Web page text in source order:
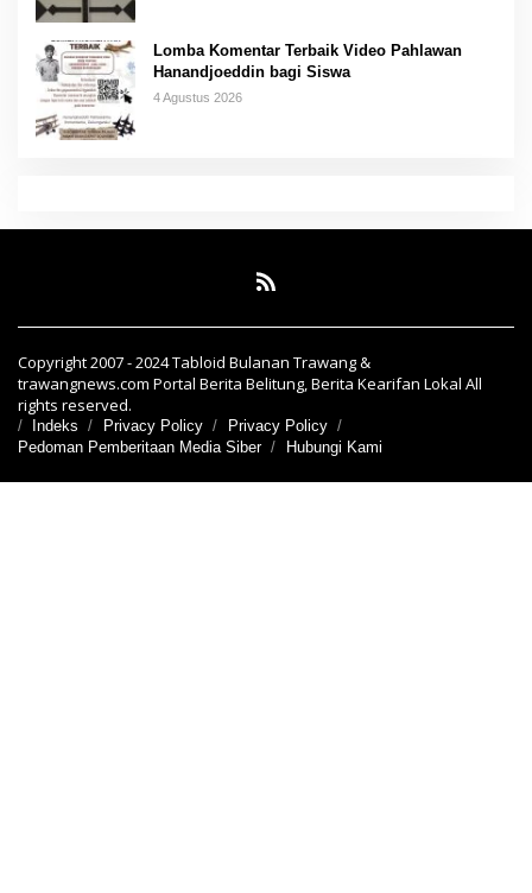
Lomba Komentar Terbaik Video Pahlawan
Hanandjoeddin bagi Siswa
4 Agustus 2026
Copyright 2007 - 2024 Tabloid Bulanan Trawang &
trawangnews.com Portal Berita Belitung, Berita Kearifan Lokal All
rights reserved.
Indeks Privacy Policy
Privacy Policy
Pedoman Pemberitaan Media Siber
Hubungi Kami